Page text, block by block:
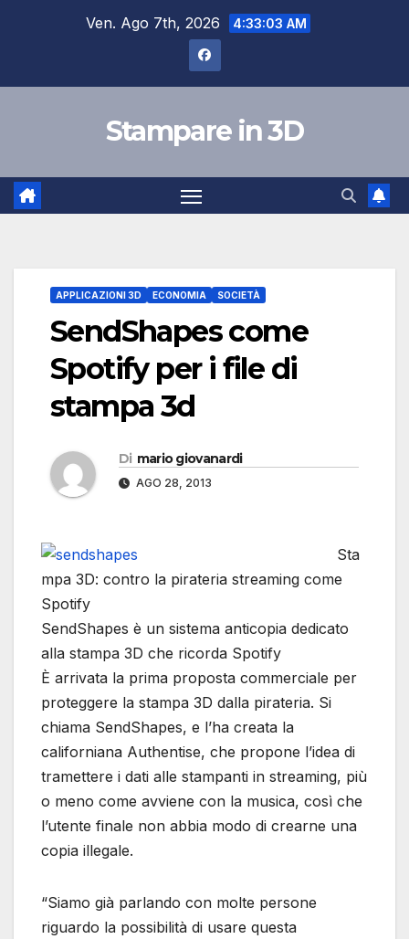
Ven. Ago 7th, 2026 4:33:04 AM
Stampare in 3D
APPLICAZIONI 3D ECONOMIA SOCIETÀ
SendShapes come
Spotify per i file di
stampa 3d
Di mario giovanardi
AGO 28, 2013
Sta
mpa 3D: contro la pirateria streaming come
Spotify
SendShapes è un sistema anticopia dedicato
alla stampa 3D che ricorda Spotify
È arrivata la prima proposta commerciale per
proteggere la stampa 3D dalla pirateria. Si
chiama SendShapes, e l’ha creata la
californiana Authentise, che propone l’idea di
tramettere i dati alle stampanti in streaming, più
o meno come avviene con la musica, così che
l’utente finale non abbia modo di crearne una
copia illegale.
“Siamo già parlando con molte persone
riguardo la possibilità di usare questa